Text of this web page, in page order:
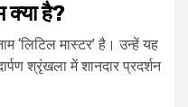
क्या है?
‘लिटिल मास्टर’ है। उन्हें यह
श्रृंखला में शानदार प्रदर्शन